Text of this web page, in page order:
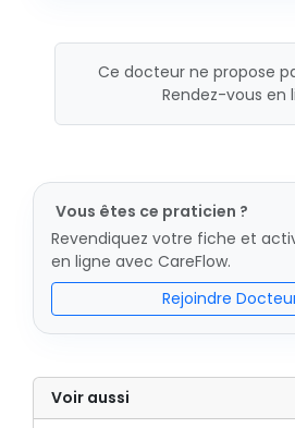
Ce docteur ne propose
Rendez-vous en
Vous êtes ce praticien ?
Revendiquez votre fiche et
en ligne avec CareFlow.
Rejoindre
Voir aussi